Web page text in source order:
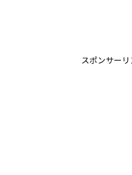
スポンサーリ